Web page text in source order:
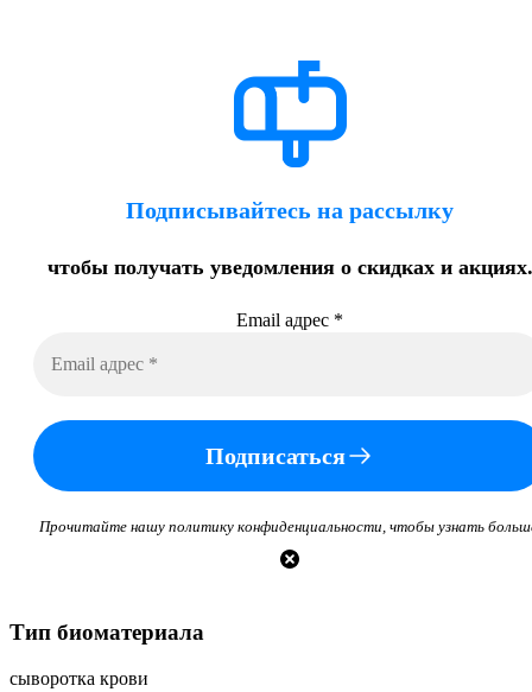
Подписывайтесь на рассылку
чтобы получать уведомления о скидках и акциях.
Email адрес *
Подписаться
Прочитайте нашу политику конфиденциальности, чтобы узнать
Тип биоматериала
сыворотка крови